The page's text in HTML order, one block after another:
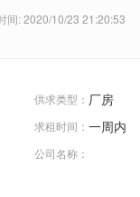
间: 2020/10/23 21:20:53
供求类型： 厂房
求租时间： 一周内
公司名称：